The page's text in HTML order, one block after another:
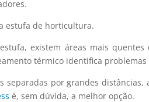
estufa de horticultura.
existem áreas mais
térmico identifica
separadas por grandes
é, sem dúvida, a melhor opção.